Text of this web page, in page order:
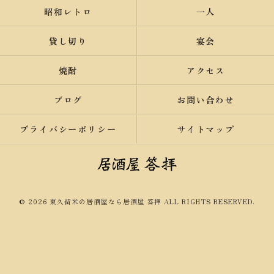
昭和レトロ 一人
貸し切り 宴会
焼酎 アクセス
ブログ お問い合わせ
プライバシーポリシー サイトマップ
© 2026 東久留米の居酒屋なら居酒屋 答拝 ALL RIGHTS RESERVED.